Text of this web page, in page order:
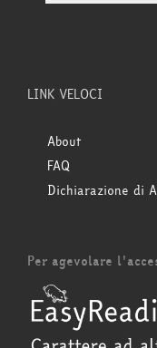
LINK VELOCI
About
FAQ
Dichiarazione di
Per agevolare